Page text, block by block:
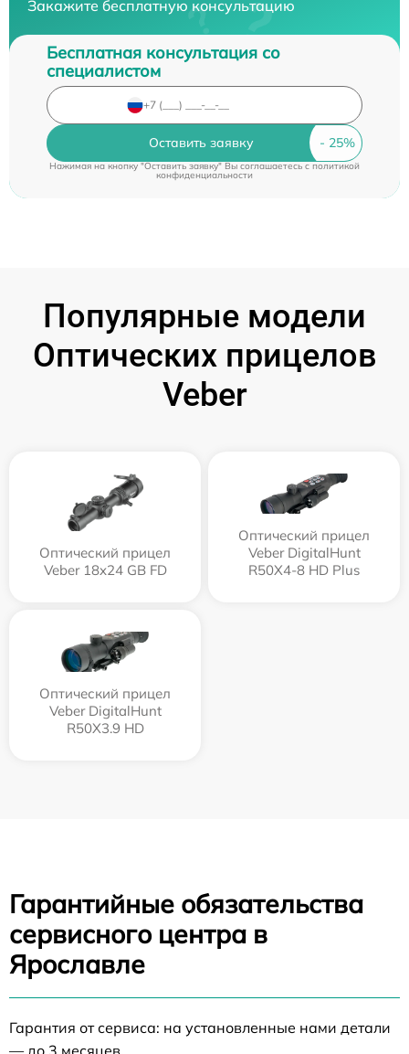
Закажите бесплатную консультацию
Бесплатная консультация со
специалистом
Оставить заявку
Нажимая на кнопку "Оставить заявку" Вы соглашаетесь cполитикой
конфиденциальности
Популярные модели
Оптических прицелов
Veber
Оптический прицел
Veber 18x24 GB FD
Оптический прицел
Veber DigitalHunt
R50X4-8 HD Plus
Оптический прицел
Veber DigitalHunt
R50X3.9 HD
Гарантийные обязательства
сервисного центра в
Ярославле
Гарантия от сервиса: на установленные нами детали
— до 3 месяцев.